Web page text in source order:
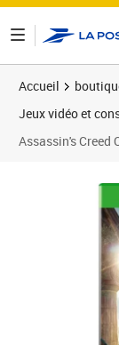
Accueil
Jeux vidéo et
Assassin's Creed